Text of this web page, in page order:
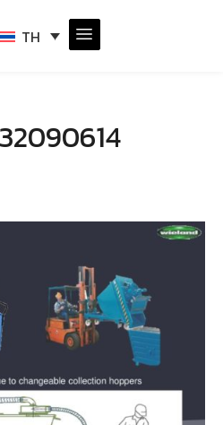
TH